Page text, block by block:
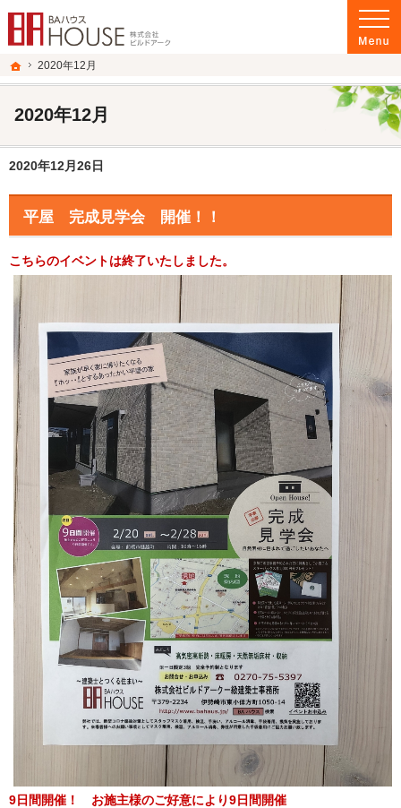
ホーム
2020年12月
2020年12月
プロの目線からご提案。群馬県前橋市・伊勢崎市の高断熱、高気密住宅・高性能
群馬県前橋市・伊勢崎市の高断熱、高気密住宅・高性能新築戸建てを手がける工
2020年12月26日
平屋 完成見学会 開催！！
こちらのイベントは終了いたしました。
9日間開催！ お施主様のご好意により9日間開催